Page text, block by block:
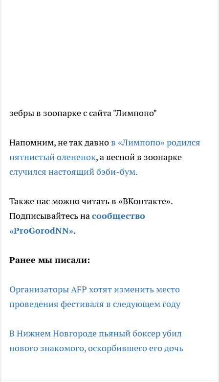
зебры в зоопарке с сайта "Лимпопо"
Напомним, не так давнов «Лимпопо» родился
пятнистый олененок, а весной в зоопарке
случился настоящий бэби-бум.
Также нас можно читать в «ВКонтакте».
Подписывайтесь насообщество
«ProGorodNN».
Ранее мы писали:
Организаторы AFP хотят изменить место
проведения фестиваля в следующем году
В Нижнем Новгороде пьяный боксер убил
нового знакомого, оскорбившего его дочь